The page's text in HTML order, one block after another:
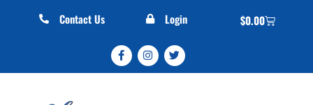
Contact Us Login $0.00